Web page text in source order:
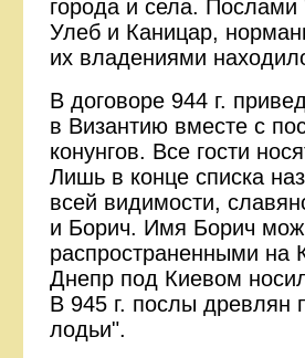
города и села. Послами
Улеб и Каницар,
их владениями
В договоре 944 г.
в Византию вместе с
конунгов. Все гости
Лишь в конце списка
всей видимости,
и Борич. Имя Борич
распространенными на
Днепр под Киевом
В 945 г. послы древлян
лодьи".